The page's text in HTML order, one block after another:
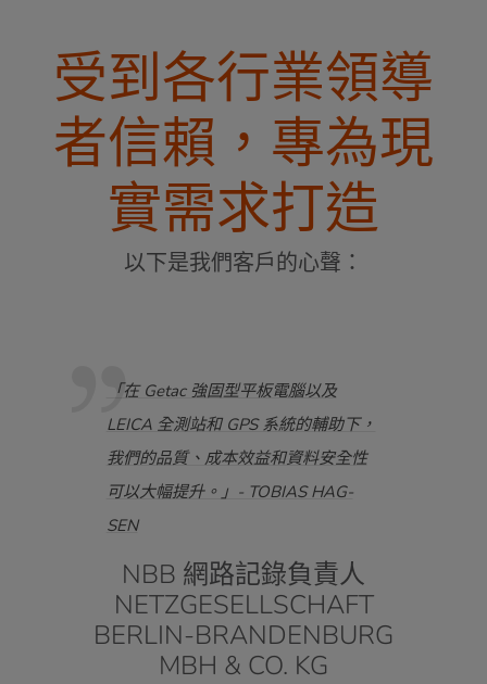
受到各行業領導
者信賴，專為現
實需求打造
以下是我們客戶的心聲：
「在 Getac 強固型平板電腦以及
LEICA 全測站和 GPS 系統的輔助下，
我們的品質、成本效益和資料安全性
可以大幅提升。」- TOBIAS HAG-
SEN
NBB 網路記錄負責人
NETZGESELLSCHAFT
BERLIN-BRANDENBURG
MBH & CO. KG